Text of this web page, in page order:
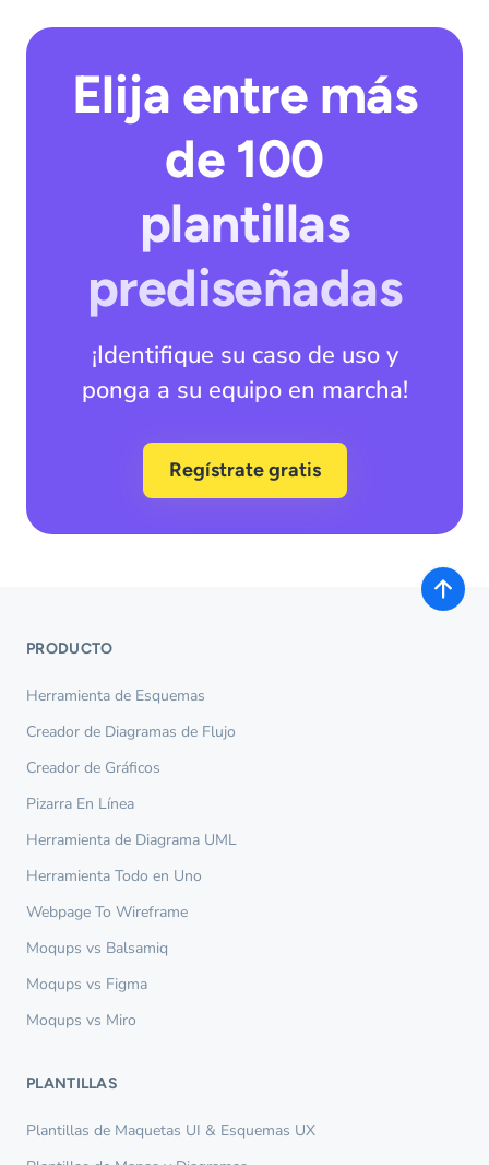
Elija entre más
de 100
plantillas
prediseñadas
¡Identifique su caso de uso y
ponga a su equipo en marcha!
Regístrate gratis
PRODUCTO
Herramienta de Esquemas
Creador de Diagramas de Flujo
Creador de Gráficos
Pizarra En Línea
Herramienta de Diagrama UML
Herramienta Todo en Uno
Webpage To Wireframe
Moqups vs Balsamiq
Moqups vs Figma
Moqups vs Miro
PLANTILLAS
Plantillas de Maquetas UI & Esquemas UX